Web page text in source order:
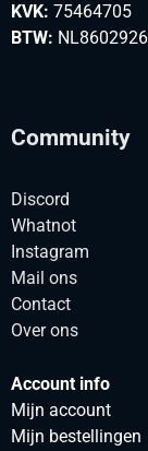
KVK: 75464705
BTW:
Community
Discord
Whatnot
Instagram
Mail ons
Contact
Over ons
Account info
Mijn account
Mijn bestellingen